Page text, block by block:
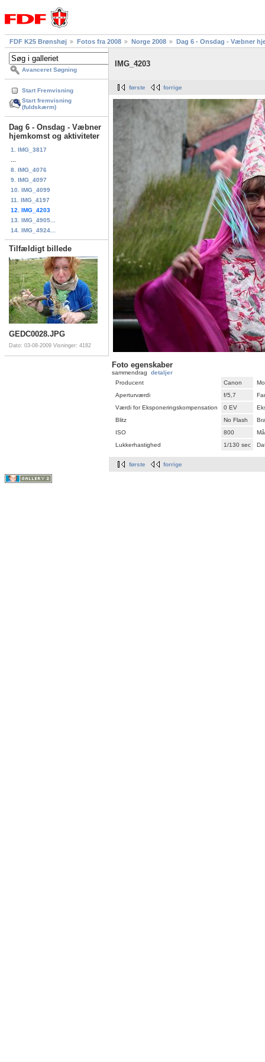
FDF K25 Brønshøj Fotos fra 2008 Norge 2008 Dag 6 - Onsdag - Væbner
Avanceret Søgning
Start Fremvisning
Start fremvisning
(fuldskærm)
Dag 6 - Onsdag - Væbner
hjemkomst og aktiviteter
1. IMG_3817
8. IMG_4076
9. IMG_4097
10. IMG_4099
11. IMG_4197
12. IMG_4203
13. IMG_4905...
14. IMG_4924...
Tilfældigt billede
GEDC0028.JPG
Dato: 03-08-2009 Visninger: 4182
IMG_4203
første forrige
Foto egenskaber
sammendrag detaljer
Producent
Canon
Aperturværdi
f/5,7
Værdi for Eksponeringskompensation
0 EV
Blitz
No Flash
ISO
800
Lukkerhastighed
1/130 sec
første forrige